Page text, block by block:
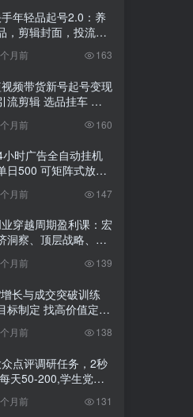
年轻品起号2.0：养
，剪辑封面，投流技
0到爆单全流程
月前 163
频带货新号起号变现
流剪辑 选品挂车 千
自然流，快速起量
月前 160
小时广告全自动挂机
日500 可矩阵式放大
工看守 新手小白轻松
月前 147
穿越周期盈利课：宏
洞察、顶层战略、团
，实现持续成长稳定
月前 139
长与成交突破训练
标制定 找高价值定
爆品、搞成交，轻松
值人脉
月前 138
点评调研任务，2秒
天50-200,学生党宝
月前 131